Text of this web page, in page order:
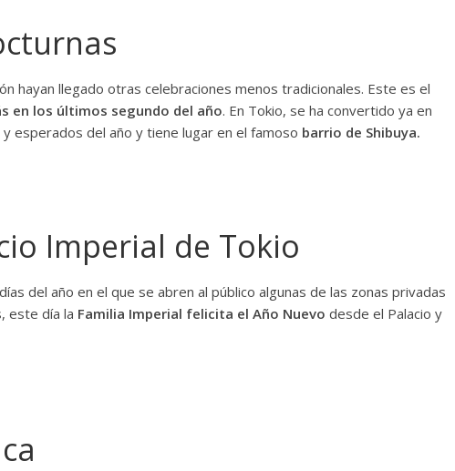
hayan llegado otras celebraciones menos tradicionales. Este es el
en los últimos segundo del año. En Tokio, se ha convertido ya en
esperados del año y tiene lugar en el famoso barrio de Shibuya.
Imperial de Tokio
del año en el que se abren al público algunas de las zonas privadas
este día la Familia Imperial felicita el Año Nuevo desde el Palacio y